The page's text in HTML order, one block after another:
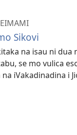
Sikovi
na isau ni dua
se mo vulica
iVakadinadina i